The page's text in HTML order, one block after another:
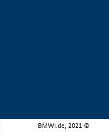
BMWi.de, 2021 ©